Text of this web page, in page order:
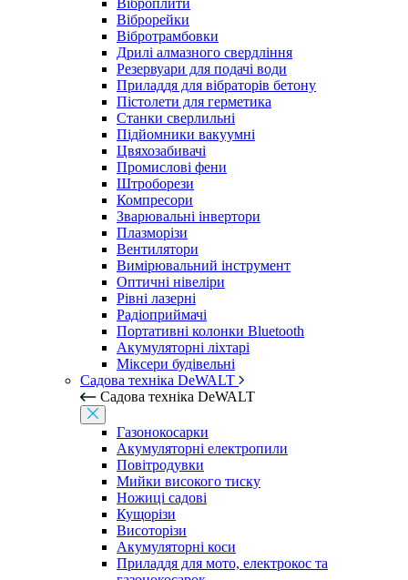
Віброплити
Віброрейки
Вібротрамбовки
Дрилі алмазного свердління
Резервуари для подачі води
Приладдя для вібраторів бетону
Пістолети для герметика
Станки сверлильні
Підйомники вакуумні
Цвяхозабивачі
Промислові фени
Штроборези
Компресори
Зварювальні інвертори
Плазморізи
Вентилятори
Вимірювальний інструмент
Оптичні нівеліри
Рівні лазерні
Радіоприймачі
Портативні колонки Bluetooth
Акумуляторні ліхтарі
Міксери будівельні
Садова техніка DeWALT
Садова техніка DeWALT
Газонокосарки
Акумуляторні електропили
Повітродувки
Мийки високого тиску
Ножиці садові
Кущорізи
Висоторізи
Акумуляторні коси
Приладдя для мото, електрокос та